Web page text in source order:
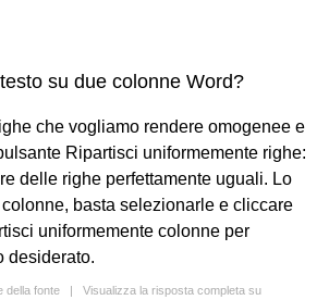
su due colonne Word?
che vogliamo rendere omogenee e
Ripartisci uniformemente righe:
delle righe perfettamente uguali. Lo
basta selezionarle e cliccare
uniformemente colonne per
desiderato.
della fonte | Visualizza la risposta completa su